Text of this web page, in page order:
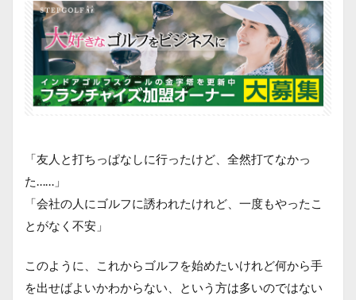
「友人と打ちっぱなしに行ったけど、全然打てなかっ
た……」
「会社の人にゴルフに誘われたけれど、一度もやったこ
とがなく不安」
このように、これからゴルフを始めたいけれど何から手
を出せばよいかわからない、という方は多いのではない